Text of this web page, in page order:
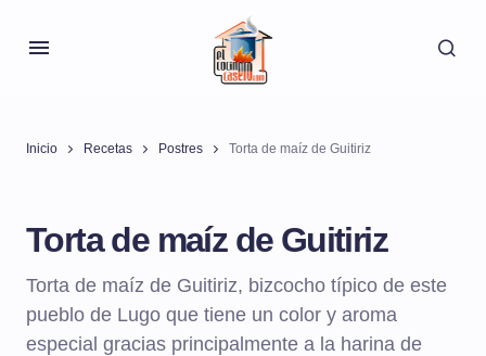
Inicio Recetas Postres Torta de maíz de Guitiriz
Torta de maíz de Guitiriz
Torta de maíz de Guitiriz, bizcocho típico de este
pueblo de Lugo que tiene un color y aroma
especial gracias principalmente a la harina de